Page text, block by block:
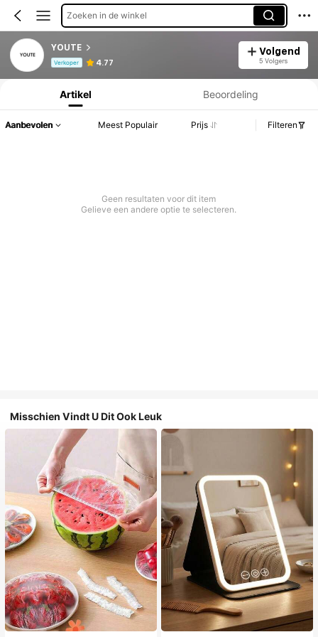
Zoeken in de winkel
YOUTE
Verkoper 4.77
Volgend
5 Volgers
Productinformatie: Prijsopenbaring, Verkoop- en Voorraadgegevens.
Artikel Beoordeling
Aanbevolen Meest Populair Prijs Filteren
Geen resultaten voor dit item
Gelieve een andere optie te selecteren.
Misschien Vindt U Dit Ook Leuk